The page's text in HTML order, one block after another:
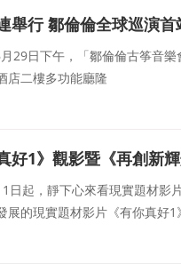
舉行 鄒倫倫全球巡演
29日下午，「鄒倫倫古筝音
店二樓多功能廳隆
1》觀影暨《再創新
日起，靜下心來看現實題材影
的現實題材影片《有你真好1